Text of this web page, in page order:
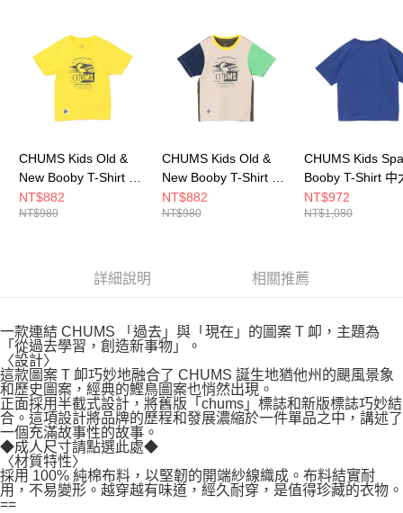
５．嚴禁一人註冊多個帳號或使用他人資訊註冊。若發現惡意使用之情形，
恩沛科技股份有限公司將有權停止該用戶之使用額度並採取法律行動。
CHUMS Kids Old &
New Booby T-Shirt 中
大童 短袖上衣 黃色
CH211442Y001
NT$882
NT$980
CHUMS Kids Old &
New Booby T-Shirt 中
大童 短袖上衣 Green
Crazy CH211442C086
NT$882
NT$980
CHUMS Kids
Booby T-Shirt 中
短袖上衣 藍色
CH211356A001
NT$972
NT$1,080
詳細說明 相關推薦
一款連結 CHUMS 「過去」與「現在」的圖案 T 卹，主題為
「從過去學習，創造新事物」。
〈設計〉
這款圖案 T 卹巧妙地融合了 CHUMS 誕生地猶他州的颶風景象
和歷史圖案，經典的鰹鳥圖案也悄然出現。
正面採用半截式設計，將舊版「chums」標誌和新版標誌巧妙結
合。這項設計將品牌的歷程和發展濃縮於一件單品之中，講述了
一個充滿故事性的故事。
◆成人尺寸請點選此處◆
〈材質特性〉
採用 100% 純棉布料，以堅韌的開端紗線織成。布料結實耐
用，不易變形。越穿越有味道，經久耐穿，是值得珍藏的衣物。
==